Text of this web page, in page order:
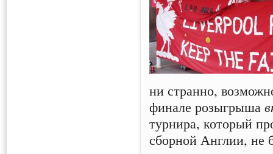
ни странно,
финале розыгрыша
турнира, который
сборной Англии, не